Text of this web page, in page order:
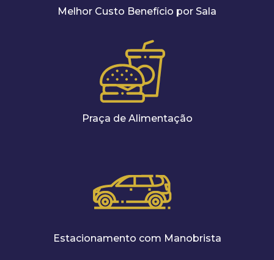
Melhor Custo Benefício por Sala
Praça de Alimentação
Estacionamento com Manobrista